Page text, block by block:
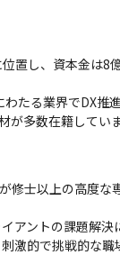
置し、資本金は8
たる業界でDX推
多数在籍してい
修士以上の高度な
アントの課題解
激的で挑戦的な職